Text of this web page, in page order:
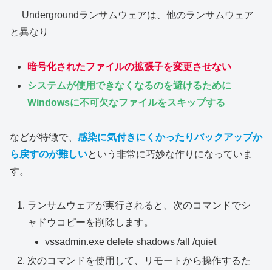
Undergroundランサムウェアは、他のランサムウェア
と異なり
暗号化されたファイルの拡張子を変更させない
システムが使用できなくなるのを避けるために
Windowsに不可欠なファイルをスキップする
などが特徴で、 感染に気付きにくかったりバックアップか
ら戻すのが難しいという非常に巧妙な作りになっていま
す。
ランサムウェアが実行されると、次のコマンドでシ
ャドウコピーを削除します。
vssadmin.exe delete shadows /all /quiet
次のコマンドを使用して、リモートから操作するた